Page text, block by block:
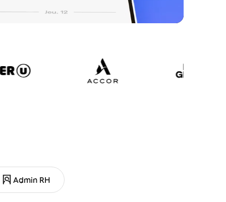
Admin RH